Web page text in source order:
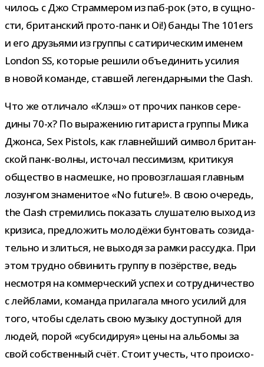
чи­лось с Джо Страммером из паб-​рок (это, в сущ­но­
сти, бри­тан­ский прото-​панк и Oi!) банды The 101ers
и его дру­зьями из группы с сати­ри­че­ским име­нем
London SS, кото­рые решили объ­еди­нить уси­лия
в новой команде, став­шей леген­дар­ными the Clash.
Что же отли­чало «Клэш» от про­чих пан­ков сере­
дины 70-​х? По выра­же­нию гита­ри­ста группы Мика
Джонса, Sex Pistols, как глав­ней­ший сим­вол бри­тан­
ской панк-​волны, исто­чал пес­си­мизм, кри­ти­куя
обще­ство в насмешке, но про­воз­гла­шая глав­ным
лозун­гом зна­ме­ни­тое «No future!». В свою оче­редь,
the Clash стре­ми­лись пока­зать слу­ша­телю выход из
кри­зиса, пред­ло­жить моло­дёжи бун­то­вать сози­да­
тельно и злиться, не выходя за рамки рас­судка. При
этом трудно обви­нить группу в позёр­стве, ведь
несмотря на ком­мер­че­ский успех и сотруд­ни­че­ство
с лей­б­лами, команда при­ла­гала много уси­лий для
того, чтобы сде­лать свою музыку доступ­ной для
людей, порой «суб­си­ди­руя» цены на аль­бомы за
свой соб­ствен­ный счёт. Стоит учесть, что про­ис­хо­